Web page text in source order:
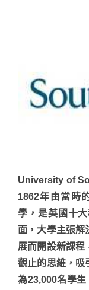
University of
1862年由當時
學，是英國十
面，大學主張解
展而開設新課程
觀止的思維，吸
為23,000名學